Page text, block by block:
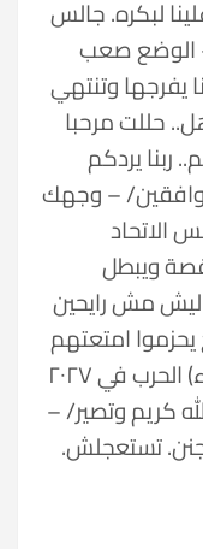
لبكره. جالس
– الوضع صعب
يفرجها وتنتهي
حللت مرحبا
ربنا يردكم
موافقين/ – وجهك
الاتحاد
ويبطل
مش رايحين
امتعتهم
معهم والكل يطلع سوا./ – إنها (ء) الحرب في ٢٠٢٧
كريم وتصير/ –
تستعجلش.